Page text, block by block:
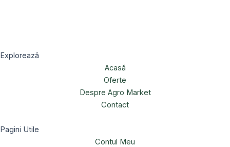
Explorează
Acasă
Oferte
Despre Agro Market
Contact
Pagini Utile
Contul Meu